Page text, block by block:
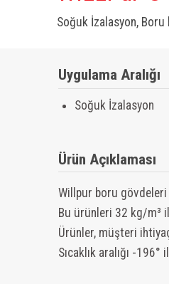
Soğuk İzalasyon,
Uygulama Aralığı
Soğuk İzalasyon
Ürün Açıklaması
Willpur boru gövdeleri
Bu ürünleri 32 kg/m³
Ürünler, müşteri
Sıcaklık aralığı -